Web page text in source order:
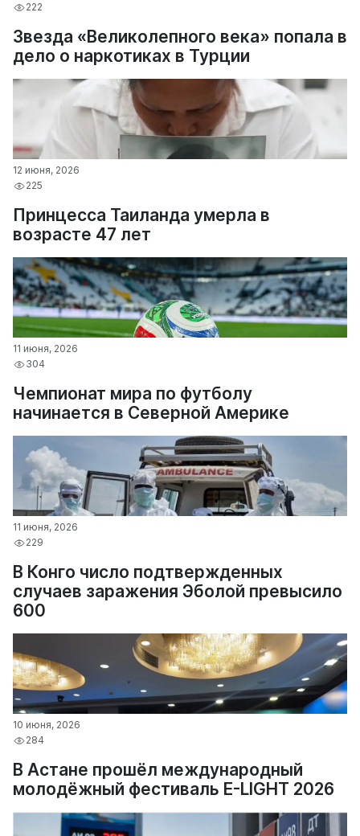
222
Звезда «Великолепного века» попала в
дело о наркотиках в Турции
12 июня, 2026
225
Принцесса Таиланда умерла в
возрасте 47 лет
11 июня, 2026
304
Чемпионат мира по футболу
начинается в Северной Америке
11 июня, 2026
229
В Конго число подтвержденных
случаев заражения Эболой превысило
600
10 июня, 2026
284
В Астане прошёл международный
молодёжный фестиваль E-LIGHT 2026